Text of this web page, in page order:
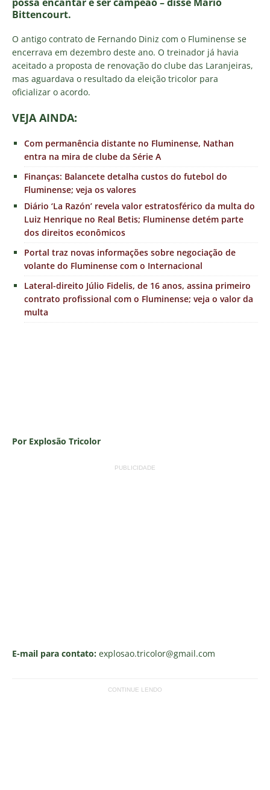
Bittencourt.
O antigo contrato de Fernando Diniz com o Fluminense se
encerrava em dezembro deste ano. O treinador já havia
aceitado a proposta de renovação do clube das Laranjeiras,
mas aguardava o resultado da eleição tricolor para
oficializar o acordo.
VEJA AINDA:
Com permanência distante no Fluminense, Nathan
entra na mira de clube da Série A
Finanças: Balancete detalha custos do futebol do
Fluminense; veja os valores
Diário ‘La Razón’ revela valor estratosférico da multa do
Luiz Henrique no Real Betis; Fluminense detém parte
dos direitos econômicos
Portal traz novas informações sobre negociação de
volante do Fluminense com o Internacional
Lateral-direito Júlio Fidelis, de 16 anos, assina primeiro
contrato profissional com o Fluminense; veja o valor da
multa
Por Explosão Tricolor
PUBLICIDADE
E-mail para contato: explosao.tricolor@gmail.com
CONTINUE LENDO